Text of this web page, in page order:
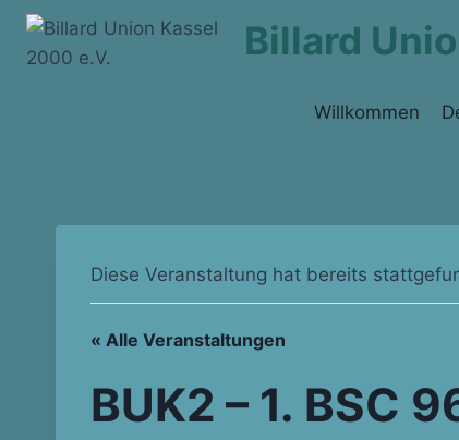
Zum
Billard
Willkommen
Diese Veranstaltung hat bereits
« Alle Veranstaltungen
BUK2 – 1. BSC